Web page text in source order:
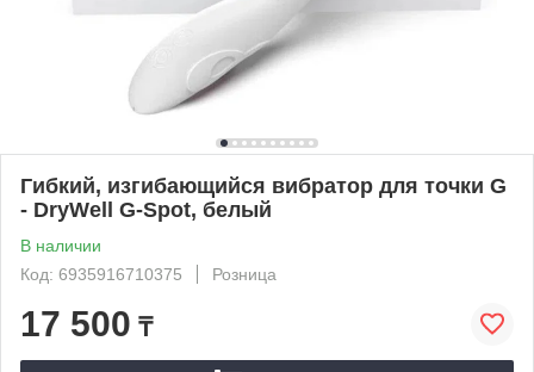
Гибкий, изгибающийся вибратор для точки G
- DryWell G-Spot, белый
В наличии
Код: 6935916710375
Розница
17 500 ₸